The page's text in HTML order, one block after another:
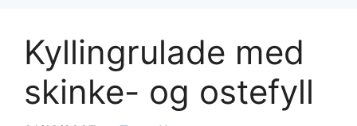
Kyllingrulade med
skinke- og ostefyll